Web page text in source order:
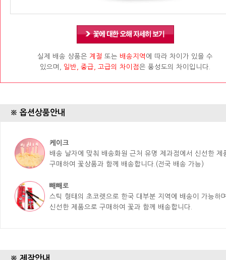
실제 배송 상품은 계절 또는 배송지역 에 따라 차이가 있을 수
있으며, 일반, 중급, 고급의 차이점은 풍성도의 차이입니다.
※ 옵션상품안내
케이크
배송 날자에 맞춰 배송화원 근처 유명 제과점에서 신선한 제
구매하여 꽃상품과 함께 배송합니다.(전국 배송 가능)
빼빼로
스틱 형태의 초코렛으로 한국 대부분 지역에 배송이 가능하
신선한 제품으로 구매하여 꽃과 함께 배송합니다.
※ 제작안내